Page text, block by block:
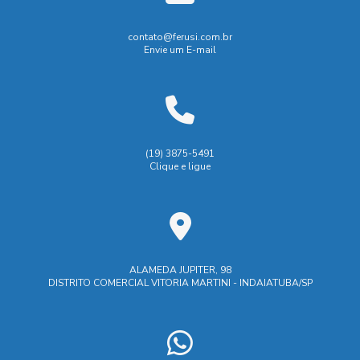
Espaço de Trabalho
Biombo de solda: proteção eficiente para áreas de trabalho
Biombo de solda: tudo que você precisa saber para
Segurança e Eficiência na Sua Oficina
Biombo de Soldagem: Proteção e Segurança
Empresa especializada em solda
Empresa que faz usinagem
Empresas de usinagem em SP
Fabrica莽茫o de pe莽as usinadas
Fábrica de carrinhos de carga
Manutenção industrial e caldeiraria
Maquina de corte laser aço
Máquina de corte laser
Prestação serviços usinagem
contato@ferusi.com.br
Envie um E-mail
(19) 3875-5491
Clique e ligue
ALAMEDA JUPITER, 98
DISTRITO COMERCIAL VITORIA MARTINI - INDAIATUBA/SP